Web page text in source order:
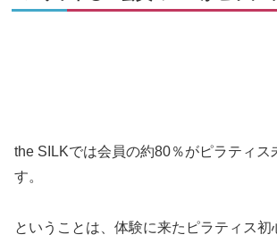
the SILKでは会員の約80％がピラティス
す。
ということは、体験に来たピラティス初